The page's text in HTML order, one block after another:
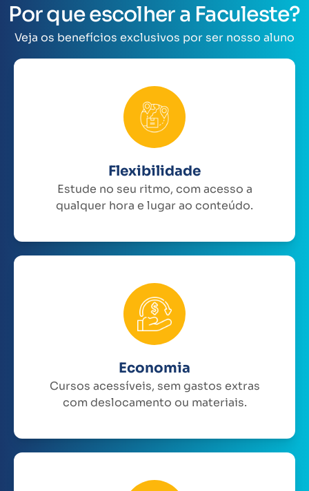
Por que escolher a Faculeste?
Veja os benefícios exclusivos por ser nosso aluno
Flexibilidade
Estude no seu ritmo, com acesso a
qualquer hora e lugar ao conteúdo.
Economia
Cursos acessíveis, sem gastos extras
com deslocamento ou materiais.